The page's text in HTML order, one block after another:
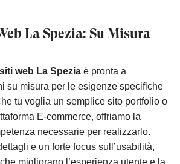
La Spezia: Su Misura
web La Spezia è pronta a
su misura per le esigenze specifiche
tu voglia un semplice sito portfolio o
E-commerce, offriamo la
necessarie per realizzarlo.
e un forte focus sull’usabilità,